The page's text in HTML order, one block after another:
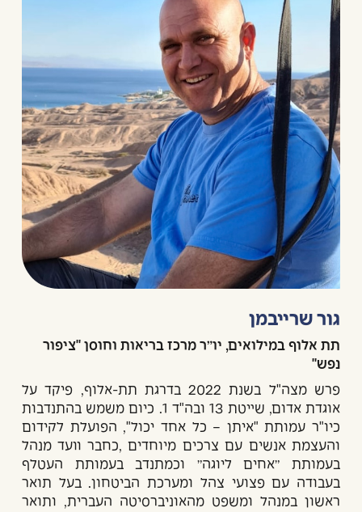
גור שרייבמן
תת אלוף במילואים, יו״ר מרכז בריאות וחוסן "ציפור
נפש"
פרש מצה"ל בשנת 2022 בדרגת תת-אלוף, פיקד על
אוגדת אדום, שייטת 13 ובה"ד 1. כיום משמש בהתנדבות
כיו"ר עמותת "איתן – כל אחד יכול", הפועלת לקידום
והעצמת אנשים עם צרכים מיוחדים ,כחבר וועד מנהל
בעמותת ״אחים ליוגה״ וכמתנדב בעמותת העטלף
בעבודה עם פצועי צהל ומערכת הביטחון. בעל תואר
ראשון במנהל ומשפט מהאוניברסיטה העברית, ותואר